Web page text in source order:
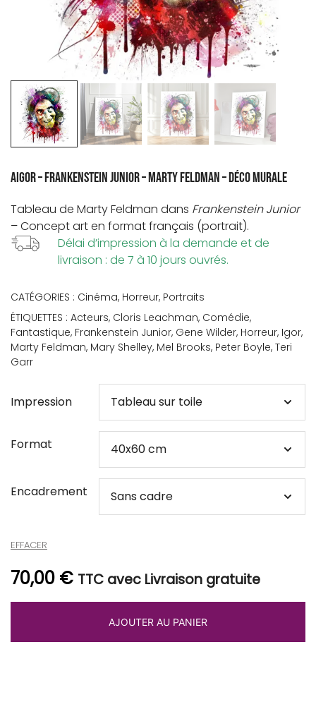
Aigor – Frankenstein Junior – Marty Feldman – Déco murale
Tableau de Marty Feldman dans Frankenstein Junior
– Concept art en format français (portrait).
Délai d’impression à la demande et de
livraison : de 7 à 10 jours ouvrés.
CATÉGORIES : Cinéma, Horreur, Portraits
ÉTIQUETTES : Acteurs, Cloris Leachman, Comédie,
Fantastique, Frankenstein Junior, Gene Wilder, Horreur, Igor,
Marty Feldman, Mary Shelley, Mel Brooks, Peter Boyle, Teri
Garr
Impression
Format
Encadrement
EFFACER
70,00 € TTC avec Livraison gratuite
AJOUTER AU PANIER